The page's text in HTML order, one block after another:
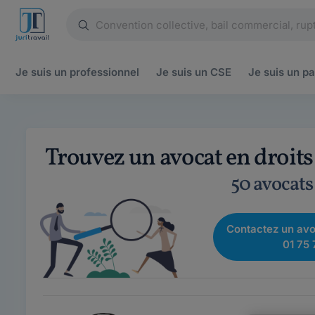
Je suis un professionnel Je suis un CSE Je suis un
Trouvez un avocat en
50
Contactez un
01 75